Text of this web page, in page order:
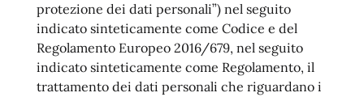
protezione dei dati personali”) nel seguito
indicato sinteticamente come Codice e del
Regolamento Europeo 2016/679, nel seguito
indicato sinteticamente come Regolamento, il
trattamento dei dati personali che riguardano i